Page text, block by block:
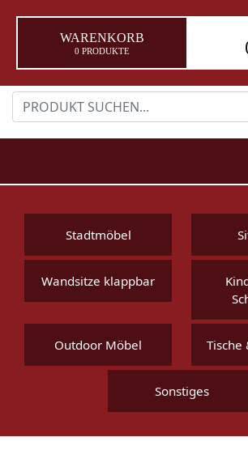
WARENKORB
0 PRODUKTE
Stadtmöbel
Wandsitze klappbar
Outdoor Möbel Tische
Sonstiges